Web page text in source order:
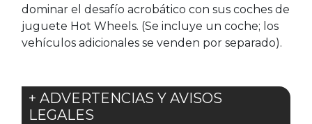
dominar el desafío acrobático con sus coches de
juguete Hot Wheels. (Se incluye un coche; los
vehículos adicionales se venden por separado).
+ ADVERTENCIAS Y AVISOS
LEGALES